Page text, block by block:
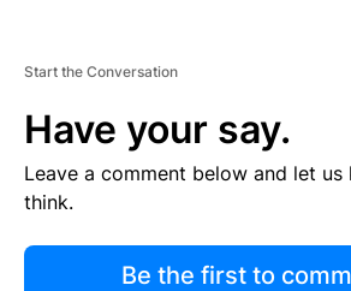
Start the Conversation
Have your say.
Leave a comment below and let
think.
Be the first to